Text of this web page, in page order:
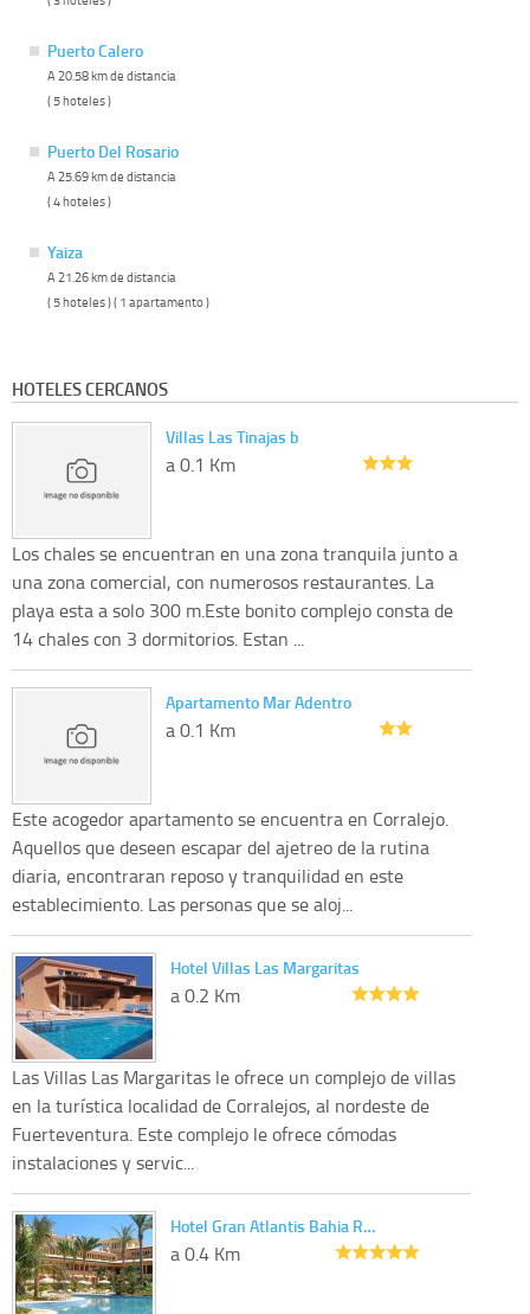
Puerto Calero
A 20.58 km de distancia
( 5 hoteles )
Puerto Del Rosario
A 25.69 km de distancia
( 4 hoteles )
Yaiza
A 21.26 km de distancia
( 5 hoteles ) ( 1 apartamento )
HOTELES CERCANOS
Villas Las Tinajas b
a 0.1 Km
Los chales se encuentran en una zona tranquila junto a
una zona comercial, con numerosos restaurantes. La
playa esta a solo 300 m.Este bonito complejo consta de
14 chales con 3 dormitorios. Estan ...
Apartamento Mar Adentro
a 0.1 Km
Este acogedor apartamento se encuentra en Corralejo.
Aquellos que deseen escapar del ajetreo de la rutina
diaria, encontraran reposo y tranquilidad en este
establecimiento. Las personas que se aloj...
Hotel Villas Las Margaritas
a 0.2 Km
Las Villas Las Margaritas le ofrece un complejo de villas
en la turística localidad de Corralejos, al nordeste de
Fuerteventura. Este complejo le ofrece cómodas
instalaciones y servic...
Hotel Gran Atlantis Bahia R…
a 0.4 Km